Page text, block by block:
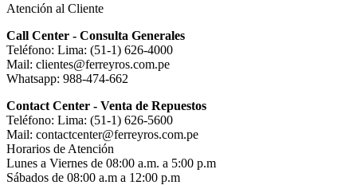
Atención al Cliente
Call Center - Consulta Generales
Teléfono: Lima: (51-1) 626-4000
Mail: clientes@ferreyros.com.pe
Whatsapp: 988-474-662
Contact Center - Venta de Repuestos
Teléfono: Lima: (51-1) 626-5600
Mail: contactcenter@ferreyros.com.pe
Horarios de Atención
Lunes a Viernes de 08:00 a.m. a 5:00 p.m
Sábados de 08:00 a.m a 12:00 p.m